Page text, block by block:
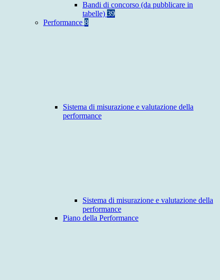
Bandi di concorso (da pubblicare in
tabelle) 39
Performance 8
Sistema di misurazione e valutazione della
performance
Sistema di misurazione e valutazione della
performance
Piano della Performance